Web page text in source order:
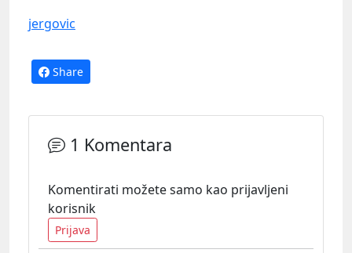
jergovic
Share
1 Komentara
Komentirati možete samo kao prijavljeni
korisnik
Prijava